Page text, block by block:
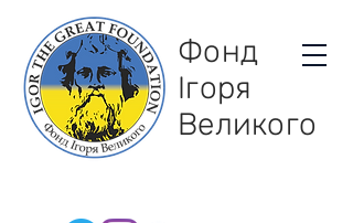
Фонд
Ігоря
Великого